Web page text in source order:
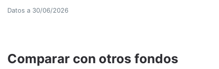
Datos a 30/06/2026
Comparar con otros fondos